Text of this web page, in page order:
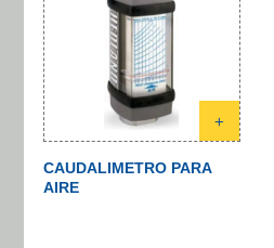
+
CAUDALIMETRO PARA
AIRE